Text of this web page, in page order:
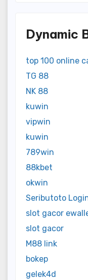
Dynamic
top 100 online
TG 88
NK 88
kuwin
vipwin
kuwin
789win
88kbet
okwin
Seributoto
slot gacor
slot gacor
M88 link
bokep
gelek4d